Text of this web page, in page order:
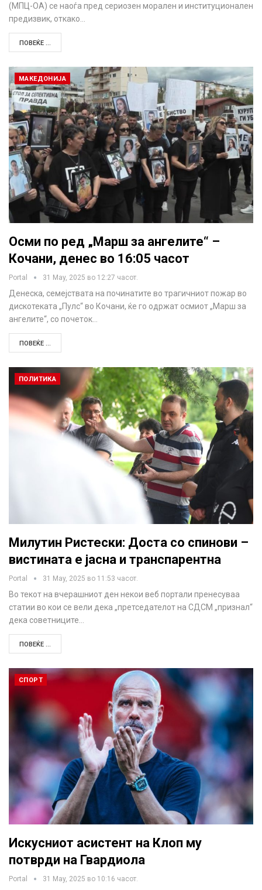
(МПЦ-ОА) се наоѓа пред сериозен морален и институционален
предизвик, откако…
ПОВЕЌЕ ...
МАКЕДОНИЈА
Осми по ред „Марш за ангелите“ –
Кочани, денес во 16:05 часот
Portal 31 May, 2025 во 12:27 часот.
Денеска, семејствата на починатите во трагичниот пожар во
дискотеката „Пулс“ во Кочани, ќе го одржат осмиот „Марш за
ангелите“, со почеток…
ПОВЕЌЕ ...
ПОЛИТИКА
Милутин Ристески: Доста со спинови –
вистината е јасна и транспарентна
Portal 31 May, 2025 во 11:53 часот.
Во текот на вчерашниот ден некои веб портали пренесуваа
статии во кои се вели дека „претседателот на СДСМ „признал“
дека советниците…
ПОВЕЌЕ ...
СПОРТ
Искусниот асистент на Клоп му
потврди на Гвардиола
Portal 31 May, 2025 во 10:16 часот.